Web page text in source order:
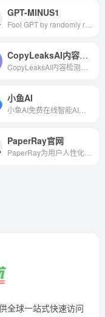
GPT-MINUS1
CopyLeaksAI内容检测和分级
小鱼AI
PaperRay官网
全球一站式快速访问